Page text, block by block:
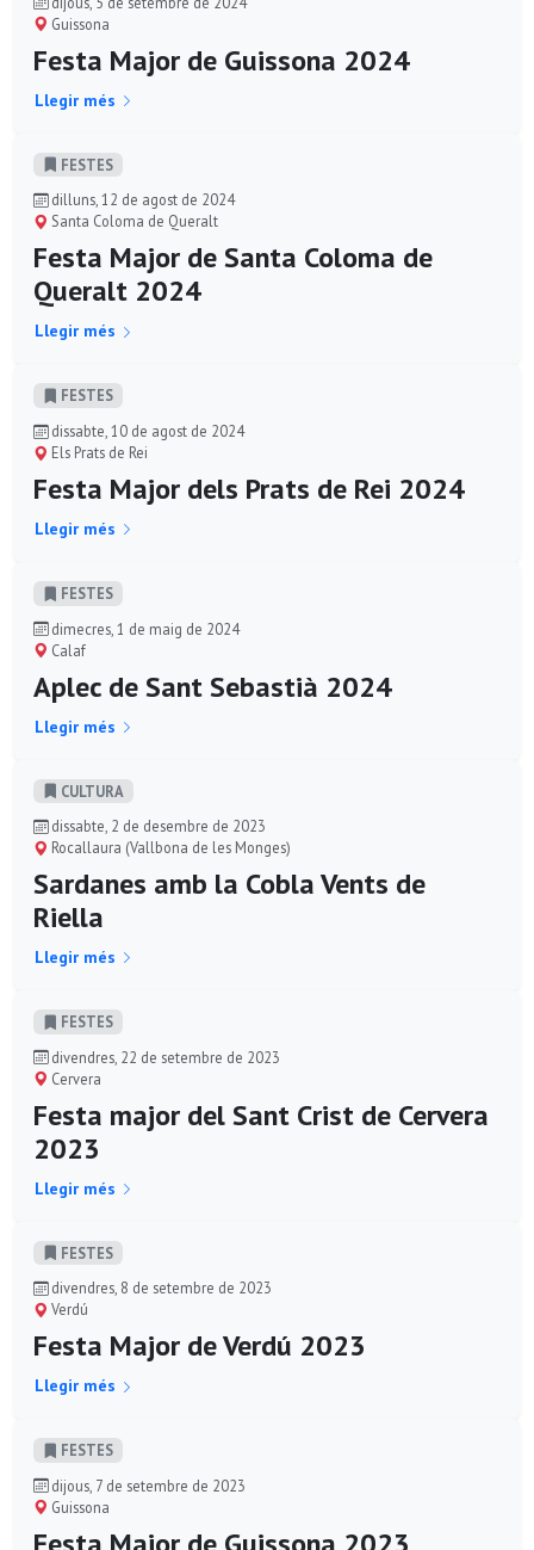
Guissona
Festa Major de Guissona 2024
Llegir més
FESTES
dilluns, 12 de agost de 2024
Santa Coloma de Queralt
Festa Major de Santa Coloma de
Queralt 2024
Llegir més
FESTES
dissabte, 10 de agost de 2024
Els Prats de Rei
Festa Major dels Prats de Rei 2024
Llegir més
FESTES
dimecres, 1 de maig de 2024
Calaf
Aplec de Sant Sebastià 2024
Llegir més
CULTURA
dissabte, 2 de desembre de 2023
Rocallaura (Vallbona de les Monges)
Sardanes amb la Cobla Vents de
Riella
Llegir més
FESTES
divendres, 22 de setembre de 2023
Cervera
Festa major del Sant Crist de Cervera
2023
Llegir més
FESTES
divendres, 8 de setembre de 2023
Verdú
Festa Major de Verdú 2023
Llegir més
FESTES
dijous, 7 de setembre de 2023
Guissona